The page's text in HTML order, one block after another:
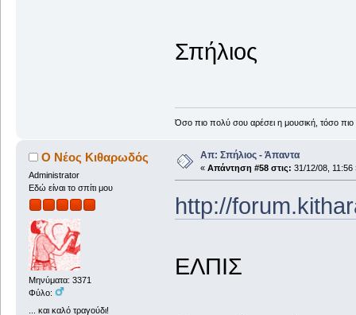
Σπήλιος
Όσο πιο πολύ σου αρέσει η μουσική, τόσο
Ο Νέος Κιθαρωδός
Administrator
Εδώ είναι το σπίτι μου
Μηνύματα: 3371
Φύλο:
... και καλό τραγούδι!
Απ: Σπήλιος - Άπαντα
« Απάντηση #58 στις: 31/12/08, 11:56
http://
ΕΛΠΙΣ